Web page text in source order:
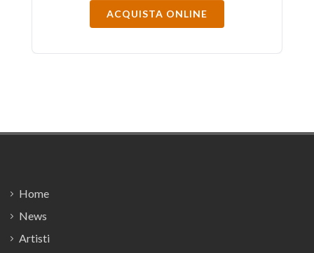
ACQUISTA ONLINE
Home
News
Artisti